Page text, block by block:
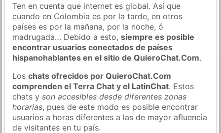
Ten en cuenta que internet es global. Así que
cuando en Colombia es por la tarde, en otros
países es por la mañana, por la noche, ó
madrugada… Debido a esto,siempre es posible
encontrar usuarios conectados de países
hispanohablantes en el sitio de QuieroChat.Com.
Loschats ofrecidos por QuieroChat.Com
comprenden el Terra Chat y el LatinChat. Estos
chats yson accesibles desde diferentes zonas
horarias, pues de este modo es posible encontrar
usuarios a horas diferentes a las de mayor afluencia
de visitantes en tu país.